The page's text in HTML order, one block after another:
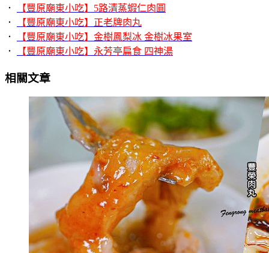
．
【豐原廟東小吃】5路清蒸蝦仁肉圓
．
【豐原廟東小吃】正老牌肉丸
．
【豐原廟東小吃】金樹鳳梨冰 金樹冰果室
．
【豐原廟東小吃】永芳亭扁食 四神湯
相關文章